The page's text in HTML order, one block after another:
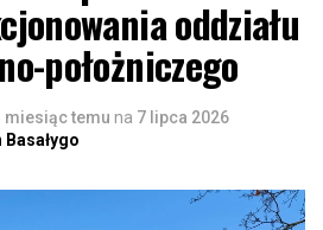
oddziału
położniczego
miesiąc temu na 7 lipca 2026